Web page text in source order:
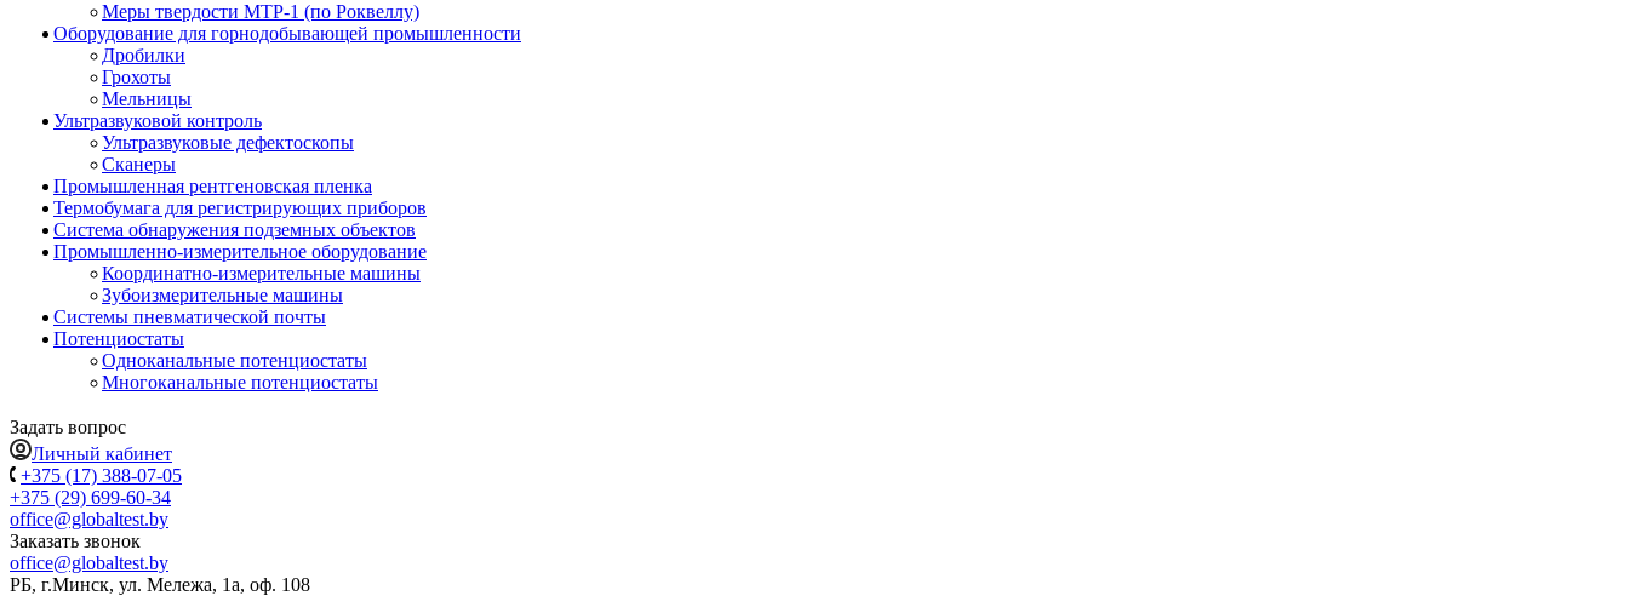
Меры твердости МТР-1 (по Роквеллу)
Оборудование для горнодобывающей промышленности
Дробилки
Грохоты
Мельницы
Ультразвуковой контроль
Ультразвуковые дефектоскопы
Сканеры
Промышленная рентгеновская пленка
Термобумага для регистрирующих приборов
Система обнаружения подземных объектов
Промышленно-измерительное оборудование
Координатно-измерительные машины
Зубоизмерительные машины
Системы пневматической почты
Потенциостаты
Одноканальные потенциостаты
Многоканальные потенциостаты
Задать вопрос
Личный кабинет
+375 (17) 388-07-05
+375 (29) 699-60-34
office@globaltest.by
Заказать звонок
office@globaltest.by
РБ, г.Минск, ул. Мележа, 1а, оф. 108